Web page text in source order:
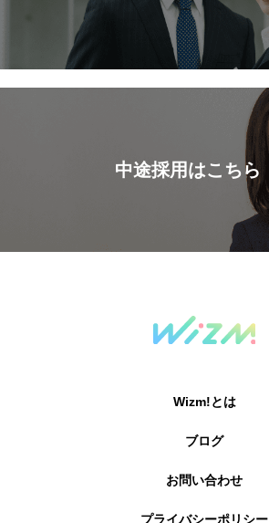
中途採用はこちら
Wizm!とは
ブログ
お問い合わせ
プライバシーポリシー